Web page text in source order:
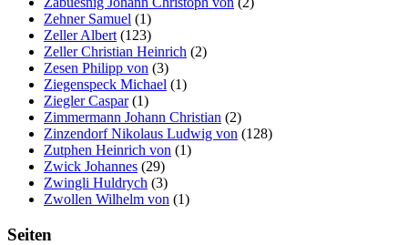
Zehner Samuel (1)
Zeller Albert (123)
Zeller Christian Heinrich (2)
Zesen Philipp von (3)
Ziegenspeck Michael (1)
Ziegler Caspar(1)
Zimmermann Johann Christian (2)
Zinzendorf Nikolaus Ludwig von (128)
Zutphen Heinrich von (1)
Zwick Johannes (29)
Zwingli Huldrych (3)
Zwollen Wilhelm von (1)
Seiten